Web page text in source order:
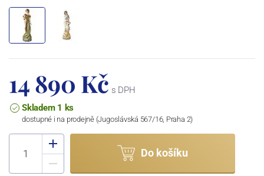
14 890 Kč s DPH
Skladem 1 ks
dostupné i na prodejně (Jugoslávská 567/16, Praha 2)
Do košíku